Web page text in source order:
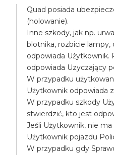
Quad posiada
(holowanie).
Inne szkody, jak np.
blotnika, rozbicie
odpowiada Użytkownik.
odpowiada Uzyczający
W przypadku
Użytkownik odpowiada
W przypadku szkody
stwierdzić, kto jest
Jeśli Użytkownik, nie
Użytkownik pojazdu
W przypadku gdy